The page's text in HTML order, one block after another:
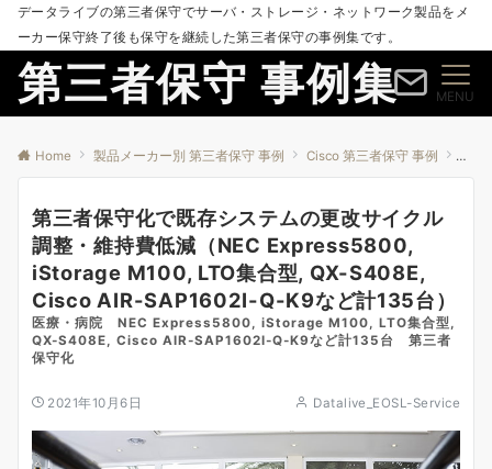
データライブの第三者保守でサーバ・ストレージ・ネットワーク製品をメ
ーカー保守終了後も保守を継続した第三者保守の事例集です。
第三者保守 事例集 MENU
Home 製品メーカー別 第三者保守 事例 Cisco 第三者保守 事例 第三
第三者保守化で既存システムの更改サイクル
調整・維持費低減（NEC Express5800,
iStorage M100, LTO集合型, QX-S408E,
Cisco AIR-SAP1602I-Q-K9など計135台）
医療・病院 NEC Express5800, iStorage M100, LTO集合型,
QX-S408E, Cisco AIR-SAP1602I-Q-K9など計135台 第三者
保守化
2021年10月6日 Datalive_EOSL-Service